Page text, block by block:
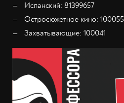
Испанский: 81399657
Остросюжетное кино: 100055
Захватывающие: 100041